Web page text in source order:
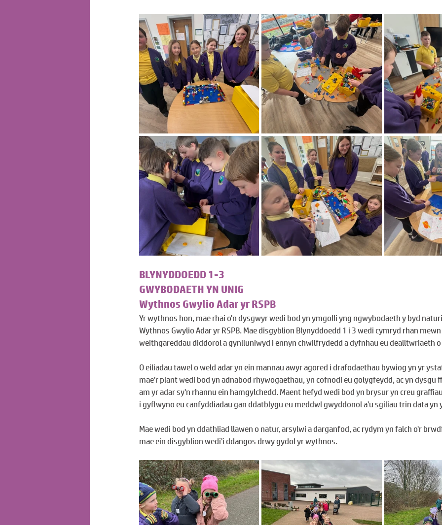
BLYNYDDOEDD 1-3
GWYBODAETH YN UNIG
Wythnos Gwylio Adar yr RSPB
Yr wythnos hon, mae rhai o'n dysgwyr wedi bod yn ymgolli yng ngwybodaeth y byd
Wythnos Gwylio Adar yr RSPB. Mae disgyblion Blynyddoedd 1 i 3 wedi cymryd rhan
weithgareddau diddorol a gynlluniwyd i ennyn chwilfrydedd a dyfnhau eu dealltwriaeth
O eiliadau tawel o weld adar yn ein mannau awyr agored i drafodaethau bywiog yn yr
mae'r plant wedi bod yn adnabod rhywogaethau, yn cofnodi eu golygfeydd, ac yn
am yr adar sy'n rhannu ein hamgylchedd. Maent hefyd wedi bod yn brysur yn creu
i gyflwyno eu canfyddiadau gan ddatblygu eu meddwl gwyddonol a'u sgiliau trin data yn
Mae wedi bod yn ddathliad llawen o natur, arsylwi a darganfod, ac rydym yn falch o'r
mae ein disgyblion wedi'i ddangos drwy gydol yr wythnos.